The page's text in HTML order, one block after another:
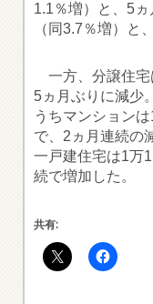
1.1％増）と、5
（同3.7％増）と
一方、分譲住宅
5ヵ月ぶりに減少。
うちマンション
で、2ヵ月連続の
一戸建住宅は1万
続で増加した。
共有: